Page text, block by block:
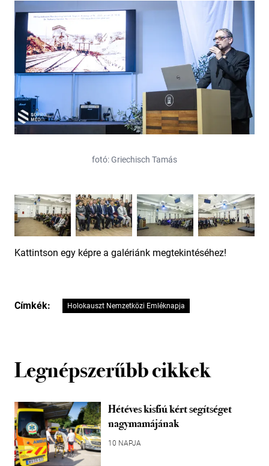
fotó: Griechisch Tamás
Kattintson egy képre a galériánk megtekintéséhez!
Címkék: Holokauszt Nemzetközi Emléknapja
Legnépszerűbb cikkek
Hétéves kisfiú kért segítséget
nagymamájának
10 NAPJA